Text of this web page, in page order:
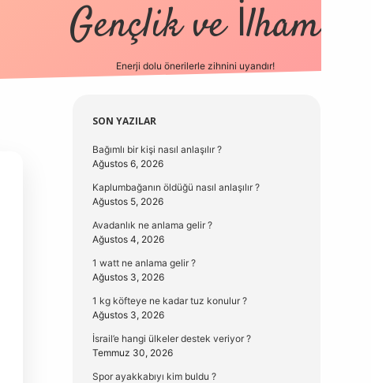
Gençlik ve İlham
Enerji dolu önerilerle zihnini uyandır!
Sidebar
SON YAZILAR
Bağımlı bir kişi nasıl anlaşılır ?
Ağustos 6, 2026
Kaplumbağanın öldüğü nasıl anlaşılır ?
Ağustos 5, 2026
Avadanlık ne anlama gelir ?
Ağustos 4, 2026
1 watt ne anlama gelir ?
Ağustos 3, 2026
1 kg köfteye ne kadar tuz konulur ?
Ağustos 3, 2026
İsrail’e hangi ülkeler destek veriyor ?
Temmuz 30, 2026
Spor ayakkabıyı kim buldu ?